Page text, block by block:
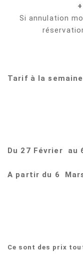
Si annulation
Tarif à la
Du 27 Février
A partir du 6
Ce sont des prix